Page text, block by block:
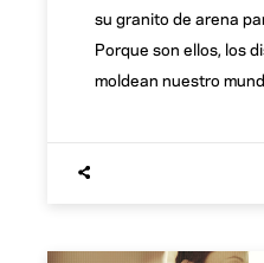
su granito de arena
Porque son ellos, los
moldean nuestro